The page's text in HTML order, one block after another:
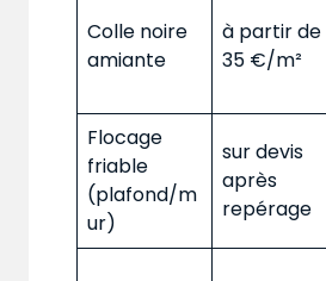
Colle noire
amiante
à partir de
35 €/m²
Flocage
friable
(plafond/m
ur)
sur devis
après
repérage